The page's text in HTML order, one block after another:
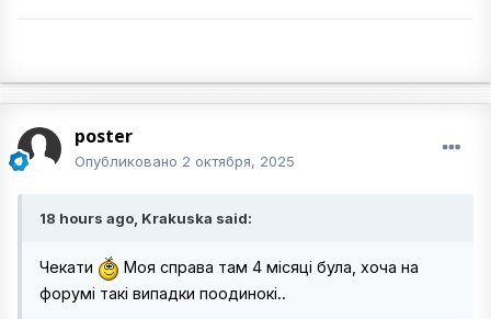
poster
Опубликовано 2 октября, 2025
18 hours ago, Krakuska said:
Чекати
Моя справа там 4 місяці була, хоча на
форумі такі випадки поодинокі..